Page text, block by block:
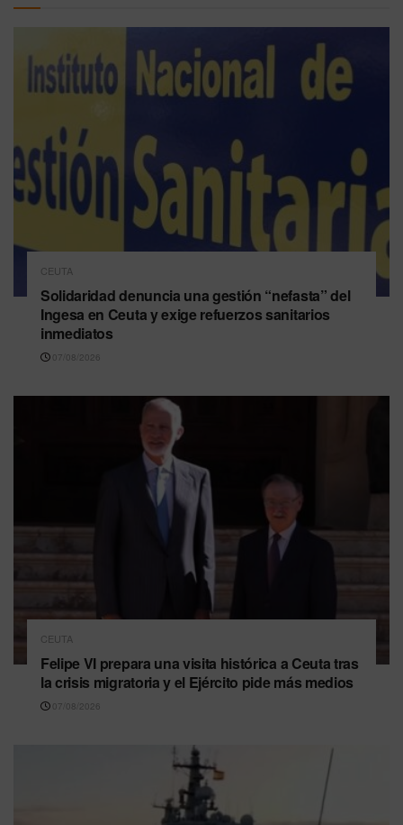
CEUTA
Solidaridad denuncia una gestión “nefasta” del
Ingesa en Ceuta y exige refuerzos sanitarios
inmediatos
07/08/2026
CEUTA
Felipe VI prepara una visita histórica a Ceuta tras
la crisis migratoria y el Ejército pide más medios
07/08/2026